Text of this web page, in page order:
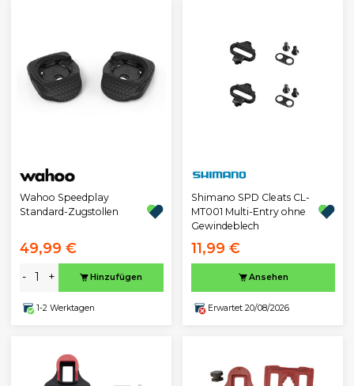
Wahoo Speedplay
Standard-Zugstollen
49,99 €
- + Hinzufügen
1-2 Werktagen
Shimano SPD Cleats CL-
MT001 Multi-Entry ohne
Gewindeblech
11,99 €
Ansehen
Erwartet 20/08/2026